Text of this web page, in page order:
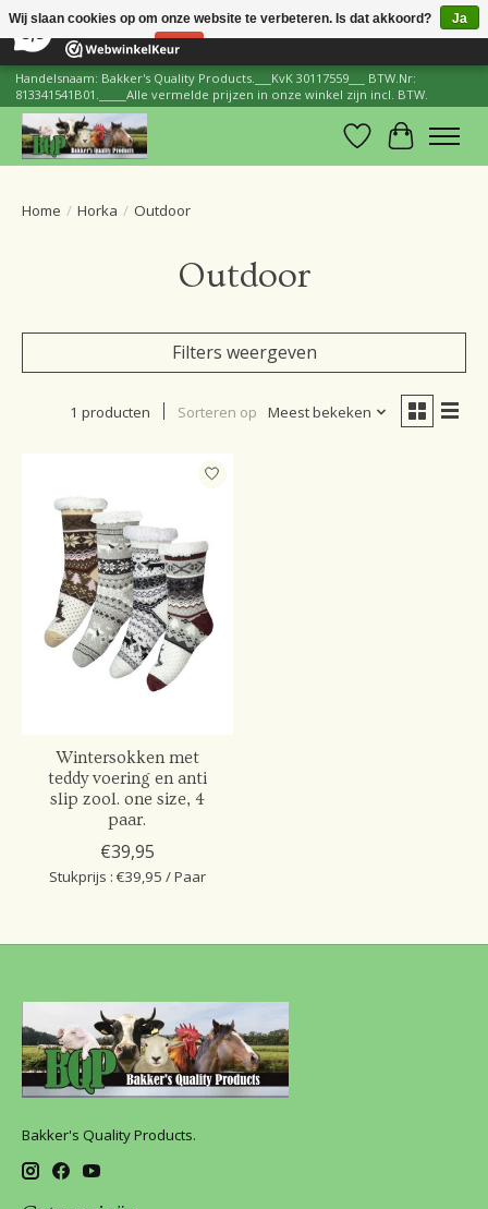
206 Reviews ×
Handelsnaam: Bakker's Quality Products.___KvK 30117559___ BTW.Nr:
813341541B01._____Alle vermelde prijzen in onze winkel zijn incl. BTW.
Verlanglijst
Home / Horka / Outdoor
Outdoor
Filters weergeven
1 producten Sorteren op Meest bekeken
Wintersokken met
teddy voering en anti
slip zool. one size, 4
paar.
€39,95
Stukprijs : €39,95 / Paar
Bakker's Quality Products.
Wij slaan cookies op om onze website te verbeteren. Is dat akkoord?
Ja
Nee